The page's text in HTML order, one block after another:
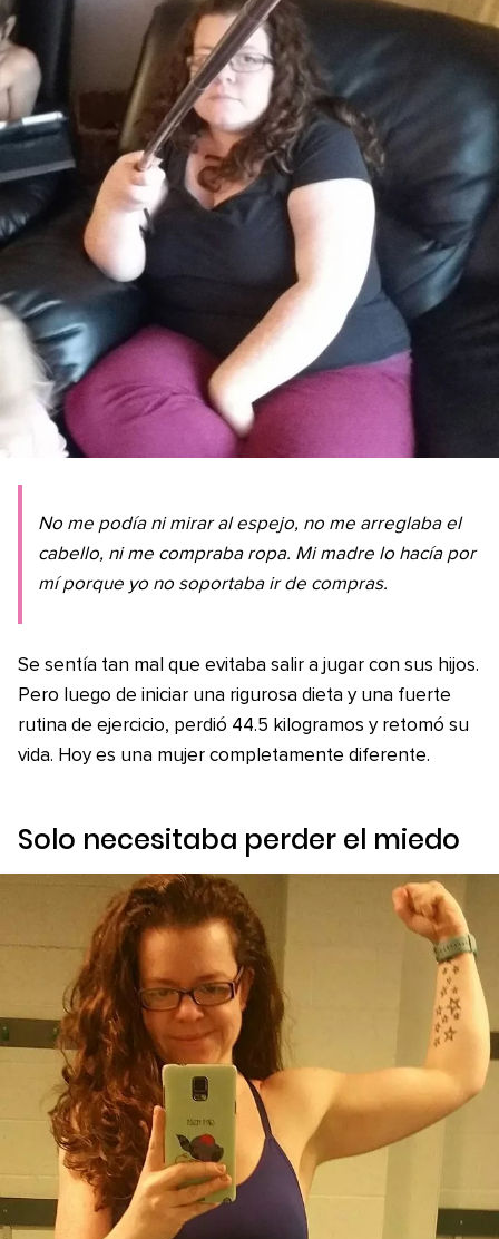
No me podía ni mirar al espejo, no me arreglaba el
cabello, ni me compraba ropa. Mi madre lo hacía por
mí porque yo no soportaba ir de compras.
Se sentía tan mal que evitaba salir a jugar con sus hijos.
Pero luego de iniciar una rigurosa dieta y una fuerte
rutina de ejercicio, perdió 44.5 kilogramos y retomó su
vida. Hoy es una mujer completamente diferente.
Solo necesitaba perder el miedo